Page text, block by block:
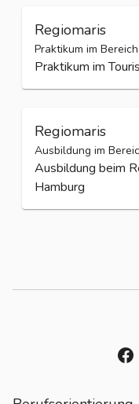
Regiomaris
Praktikum im
Praktikum im
Regiomaris
Ausbildung im
Ausbildung beim
Hamburg